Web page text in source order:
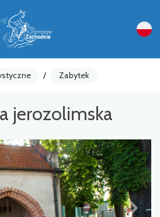
/ Zabytek
jerozolimska